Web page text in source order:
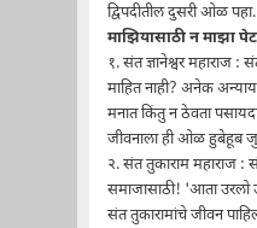
द्विपदीतील दुसरी ओळ
माझियासाठी न माझा
१. संत ज्ञानेश्वर महाराज :
माहित नाही? अनेक
मनात किंतु न ठेवता
जीवनाला ही ओळ हुबेहूब
२. संत तुकाराम महाराज
समाजासाठी! 'आता उरलो
संत तुकारामांचे जीवन